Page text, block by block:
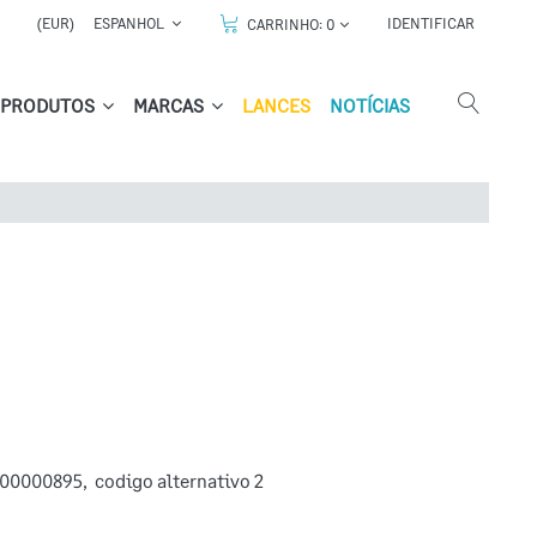
(EUR) ESPANHOL CARRINHO:0 IDENTIFICAR
PRODUTOS MARCAS LANCES NOTÍCIAS
, codigo alternativo 2